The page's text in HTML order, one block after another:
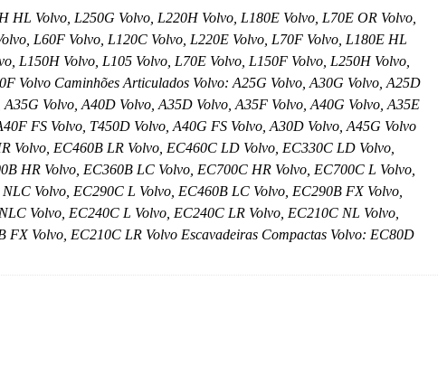
Volvo, L250G Volvo, L220H Volvo, L180E Volvo, L70E OR Volvo,
L60F Volvo, L120C Volvo, L220E Volvo, L70F Volvo, L180E HL
L150H Volvo, L105 Volvo, L70E Volvo, L150F Volvo, L250H Volvo,
Volvo Caminhões Articulados Volvo: A25G Volvo, A30G Volvo, A25D
Volvo, A40D Volvo, A35D Volvo, A35F Volvo, A40G Volvo, A35E
FS Volvo, T450D Volvo, A40G FS Volvo, A30D Volvo, A45G Volvo
Volvo, EC460B LR Volvo, EC460C LD Volvo, EC330C LD Volvo,
HR Volvo, EC360B LC Volvo, EC700C HR Volvo, EC700C L Volvo,
Volvo, EC290C L Volvo, EC460B LC Volvo, EC290B FX Volvo,
Volvo, EC240C L Volvo, EC240C LR Volvo, EC210C NL Volvo,
Volvo, EC210C LR Volvo Escavadeiras Compactas Volvo: EC80D